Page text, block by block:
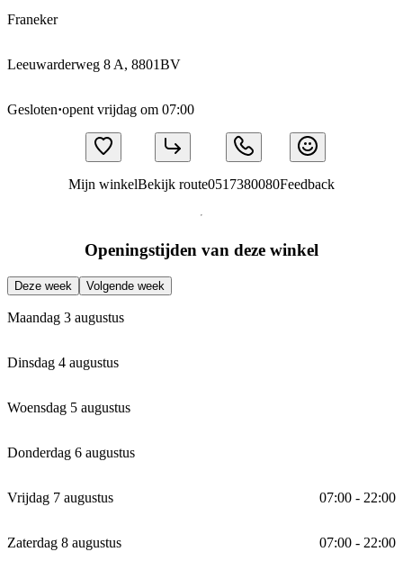
Franeker
Leeuwarderweg 8 A, 8801BV
Gesloten·opent vrijdag om 07:00
Mijn winkelBekijk route0517380080Feedback
Openingstijden van deze winkel
Deze week Volgende week
Maandag 3 augustus
Dinsdag 4 augustus
Woensdag 5 augustus
Donderdag 6 augustus
Vrijdag 7 augustus 07:00 - 22:00
Zaterdag 8 augustus 07:00 - 22:00